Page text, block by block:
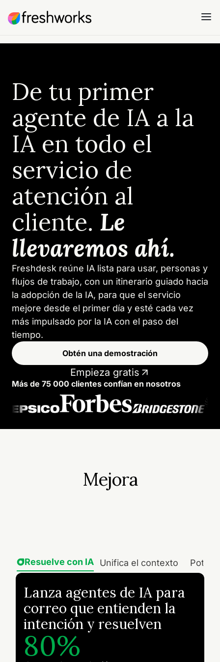
De tu primer
agente de IA a la
IA en todo el
servicio de
atención al
cliente. Le
llevaremos ahí.
Freshdesk reúne IA lista para usar, personas y
flujos de trabajo, con un itinerario guiado hacia
la adopción de la IA, para que el servicio
mejore desde el primer día y esté cada vez
más impulsado por la IA con el paso del
tiempo.
Obtén una demostración
Empieza gratis
Más de 75 000 clientes confían en nosotros
Mejora
Resuelve con IA Unifica el contexto
80%
Lanza agentes de IA para
correo que entienden la
intención y resuelven